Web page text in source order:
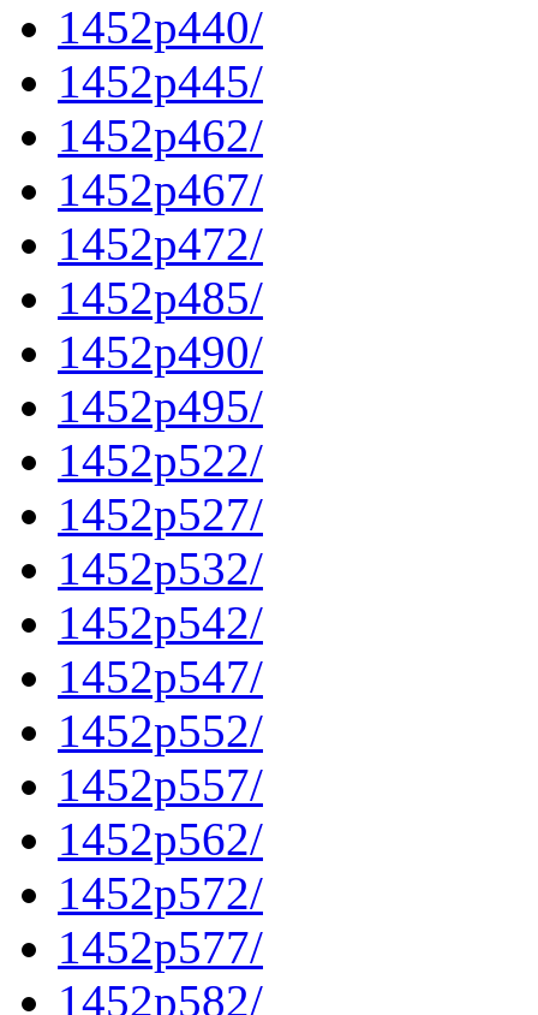
1452p440/
1452p445/
1452p462/
1452p467/
1452p472/
1452p485/
1452p490/
1452p495/
1452p522/
1452p527/
1452p532/
1452p542/
1452p547/
1452p552/
1452p557/
1452p562/
1452p572/
1452p577/
1452p582/